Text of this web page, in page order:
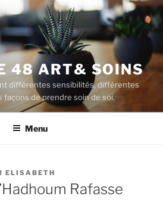
48 ART& SOINS
différentes sensibilités, différentes
de prendre soin de soi.
Menu
ELISABETH
Rafasse